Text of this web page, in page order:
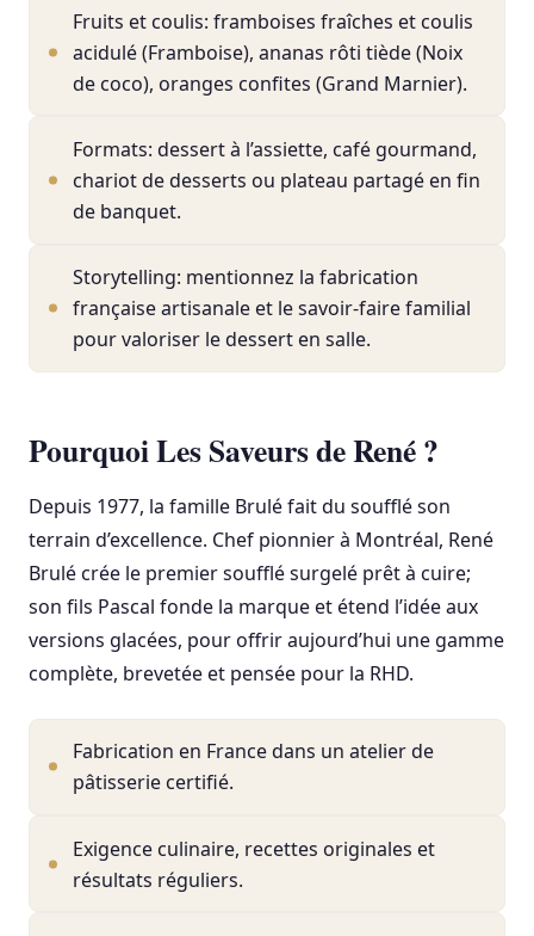
Fruits et coulis: framboises fraîches et coulis
acidulé (Framboise), ananas rôti tiède (Noix
de coco), oranges confites (Grand Marnier).
Formats: dessert à l’assiette, café gourmand,
chariot de desserts ou plateau partagé en fin
de banquet.
Storytelling: mentionnez la fabrication
française artisanale et le savoir-faire familial
pour valoriser le dessert en salle.
Pourquoi Les Saveurs de René ?
Depuis 1977, la famille Brulé fait du soufflé son
terrain d’excellence. Chef pionnier à Montréal, René
Brulé crée le premier soufflé surgelé prêt à cuire;
son fils Pascal fonde la marque et étend l’idée aux
versions glacées, pour offrir aujourd’hui une gamme
complète, brevetée et pensée pour la RHD.
Fabrication en France dans un atelier de
pâtisserie certifié.
Exigence culinaire, recettes originales et
résultats réguliers.